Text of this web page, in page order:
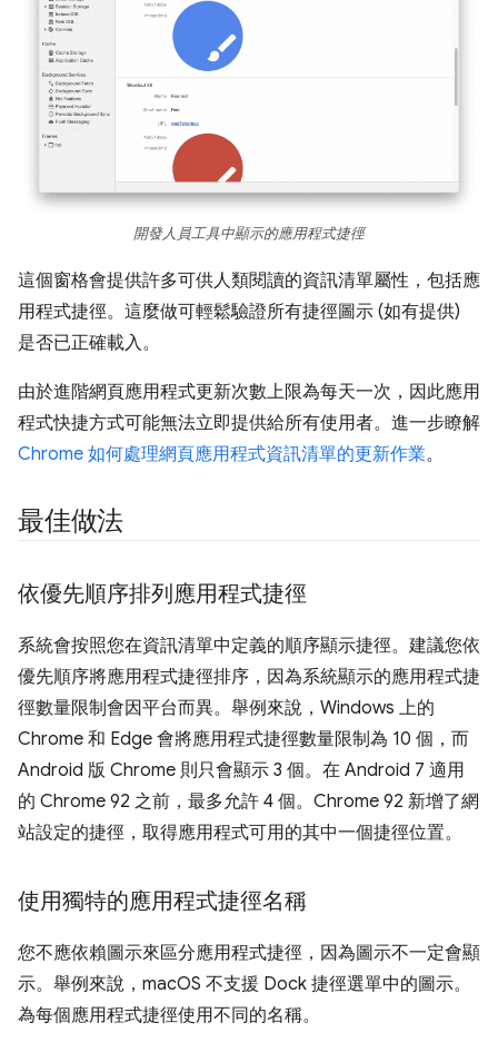
開發人員工具中顯示的應用程式捷徑
這個窗格會提供許多可供人類閱讀的資訊清單屬性，包括應
用程式捷徑。這麼做可輕鬆驗證所有捷徑圖示 (如有提供)
是否已正確載入。
由於進階網頁應用程式更新次數上限為每天一次，因此應用
程式快捷方式可能無法立即提供給所有使用者。進一步瞭解
Chrome 如何處理網頁應用程式資訊清單的更新作業。
最佳做法
依優先順序排列應用程式捷徑
系統會按照您在資訊清單中定義的順序顯示捷徑。建議您依
優先順序將應用程式捷徑排序，因為系統顯示的應用程式捷
徑數量限制會因平台而異。舉例來說，Windows 上的
Chrome 和 Edge 會將應用程式捷徑數量限制為 10 個，而
Android 版 Chrome 則只會顯示 3 個。在 Android 7 適用
的 Chrome 92 之前，最多允許 4 個。Chrome 92 新增了網
站設定的捷徑，取得應用程式可用的其中一個捷徑位置。
使用獨特的應用程式捷徑名稱
您不應依賴圖示來區分應用程式捷徑，因為圖示不一定會顯
示。舉例來說，macOS 不支援 Dock 捷徑選單中的圖示。
為每個應用程式捷徑使用不同的名稱。